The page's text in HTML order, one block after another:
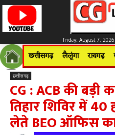
Friday, August 7, 2026
छत्तीसगढ़ लैलूंगा रायगढ़
छत्तीसगढ़
CG : ACB की बड़ी
तिहार शिविर में 40
लेते BEO ऑफिस का